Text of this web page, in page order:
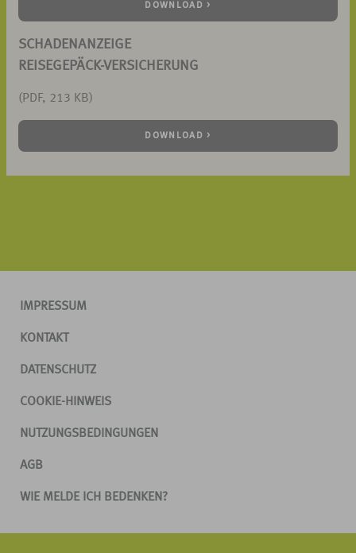
DOWNLOAD >
SCHADENANZEIGE
REISEGEPÄCK-VERSICHERUNG
(PDF, 213 KB)
DOWNLOAD >
IMPRESSUM
KONTAKT
DATENSCHUTZ
COOKIE-HINWEIS
NUTZUNGSBEDINGUNGEN
AGB
WIE MELDE ICH BEDENKEN?